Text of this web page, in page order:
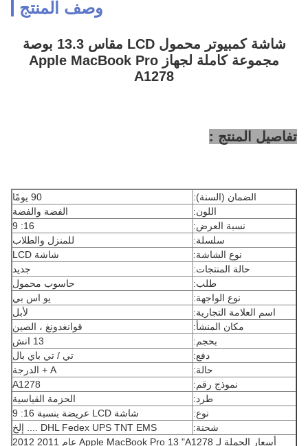
وصف المنتج
شاشة كمبيوتر محمول LCD مقاس 13.3 بوصة
مجموعة كاملة لجهاز Apple MacBook Pro
A1278
تفاصيل المنتج :
الضمان (السنة):
90 يومًا
اللون:
الفضة والفضة
نسبة العرض:
16: 9
سلسلة:
للمنزل والطلاب
نوع الشاشة:
شاشة LCD
حالة المنتجات:
جديد
طلب:
حاسوب محمول
نوع الواجهة:
يو اس بي
اسم العلامة التجارية:
لأبل
مكان المنشأ:
قوانغدونغ ، الصين
بحجم:
13 انش
دفع:
تي / تي باي بال
حالة:
A + الدرجة
نموذج رقم:
A1278
طرد:
الحزمة القياسية
نوع:
شاشة LCD عريضة بنسبة 16: 9
شحنة:
DHL Fedex UPS TNT EMS .... إلخ
أسعار الجملة لـ Apple MacBook Pro 13 "A1278 عام 2011 2012